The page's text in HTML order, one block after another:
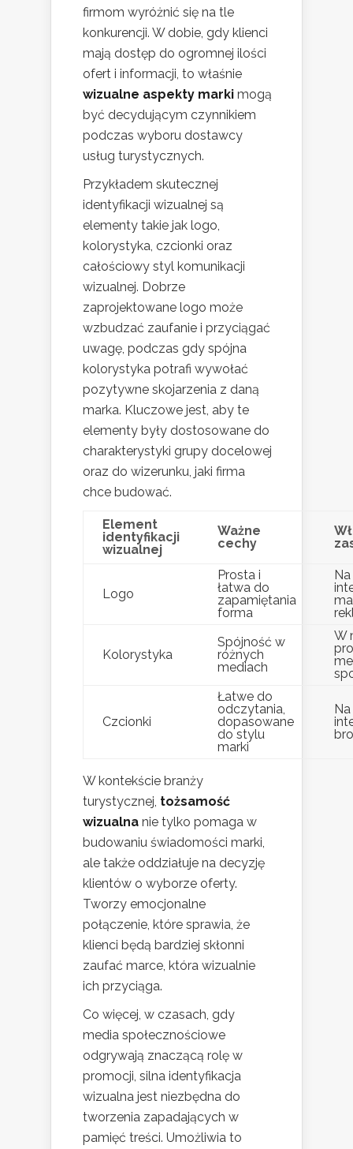
firmom wyróżnić się na tle
konkurencji. W dobie, gdy klienci
mają dostęp do ogromnej ilości
ofert i informacji, to właśnie
wizualne aspekty marki mogą
być decydującym czynnikiem
podczas wyboru dostawcy
usług turystycznych.
Przykładem skutecznej
identyfikacji wizualnej są
elementy takie jak logo,
kolorystyka, czcionki oraz
całościowy styl komunikacji
wizualnej. Dobrze
zaprojektowane logo może
wzbudzać zaufanie i przyciągać
uwagę, podczas gdy spójna
kolorystyka potrafi wywołać
pozytywne skojarzenia z daną
marka. Kluczowe jest, aby te
elementy były dostosowane do
charakterystyki grupy docelowej
oraz do wizerunku, jaki firma
chce budować.
Element
identyfikacji
wizualnej
Ważne
cechy
Logo
Prosta i
łatwa do
zapamiętania
forma
Kolorystyka
Spójność w
różnych
mediach
W
Czcionki
Łatwe do
odczytania,
dopasowane
do stylu
marki
W kontekście branży
turystycznej, tożsamość
wizualna nie tylko pomaga w
budowaniu świadomości marki,
ale także oddziałuje na decyzję
klientów o wyborze oferty.
Tworzy emocjonalne
połączenie, które sprawia, że
klienci będą bardziej skłonni
zaufać marce, która wizualnie
ich przyciąga.
Co więcej, w czasach, gdy
media społecznościowe
odgrywają znaczącą rolę w
promocji, silna identyfikacja
wizualna jest niezbędna do
tworzenia zapadających w
pamięć treści. Umożliwia to